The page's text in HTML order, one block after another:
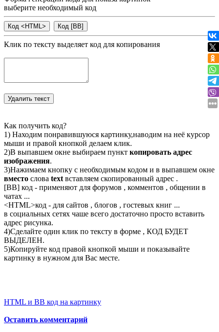
выберите необходимый код
Клик по тексту выделяет код для копирования
Как получить код?
1) Находим понравившуюся картинку,наводим на неё курсор
мыши и правой кнопкой делаем клик.
2)В выпавшем окне выбираем пункт копировать адрес
изображения.
3)Нажимаем кнопку с необходимым кодом и в выпавшем окне
вместо слова text вставляем скопированный адрес .
[BB] код - применяют для форумов , комментов , общении в
чатах ...
<HTML>код - для сайтов , блогов , гостевых книг ...
в социальных сетях чаше всего достаточно просто вставить
адрес рисунка.
4)Сделайте один клик по тексту в форме , КОД БУДЕТ
ВЫДЕЛЕН.
5)Копируйте код правой кнопкой мыши и показывайте
картинку в нужном для Вас месте.
HTML и BB код на картинку
Оставить комментарий